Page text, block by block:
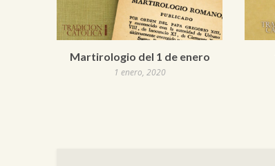
Martirologio del 1 de enero
1 enero, 2020